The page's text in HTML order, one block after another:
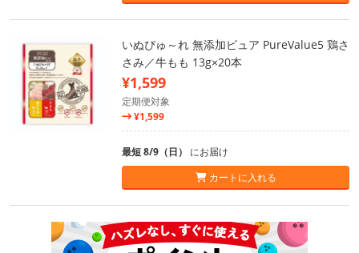
いぬぴゅ～れ 無添加ピュア PureValue5 鶏さ
さみ／牛もも 13g×20本
¥1,599
定期便対象
¥1,599
最短 8/9（日） にお届け
カートに入れる